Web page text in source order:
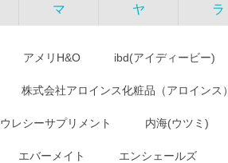
マ ヤ ラ
アメリH&O ibd(アイディービー)
株式会社アロインス化粧品（アロインス）
ウレシーサプリメント 内海(ウツミ)
エバーメイト エンシェールズ